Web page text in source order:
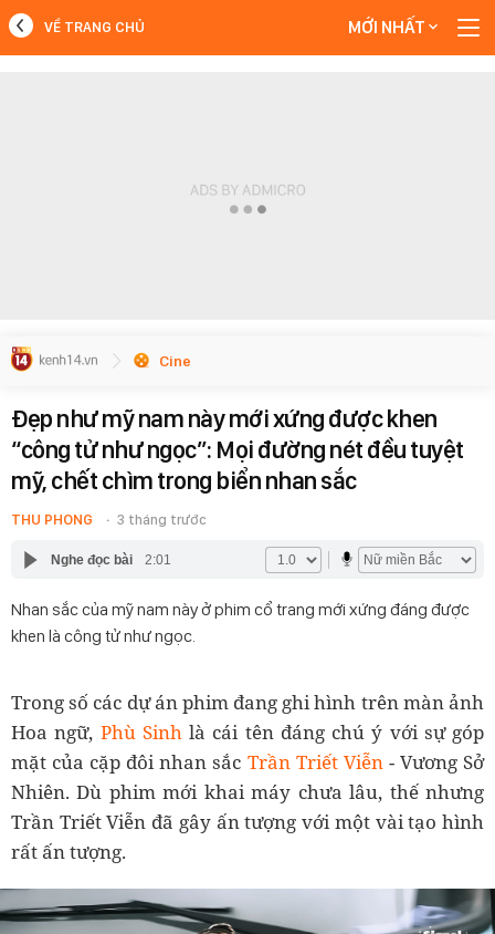
VỀ TRANG CHỦ MỚI NHẤT
Cine
Đẹp như mỹ nam này mới xứng được khen
“công tử như ngọc”: Mọi đường nét đều tuyệt
mỹ, chết chìm trong biển nhan sắc
THU PHONG 3 tháng trước
Nghe đọc bài 2:01
Nhan sắc của mỹ nam này ở phim cổ trang mới xứng đáng được
khen là công tử như ngọc.
Trong số các dự án phim đang ghi hình trên màn ảnh
Hoa ngữ, Phù Sinhlà cái tên đáng chú ý với sự góp
mặt của cặp đôi nhan sắc Trần Triết Viễn- Vương Sở
Nhiên. Dù phim mới khai máy chưa lâu, thế nhưng
Trần Triết Viễn đã gây ấn tượng với một vài tạo hình
rất ấn tượng.